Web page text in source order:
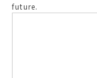
future.